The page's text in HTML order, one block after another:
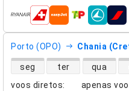
companhias aéreas
Porto (OPO) Chania
voos diretos:
apenas
disponibilidade de voos
seg ter qua